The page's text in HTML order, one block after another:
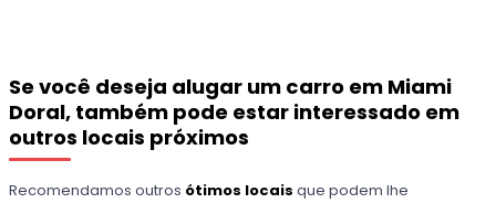
Se você deseja alugar um carro em Miami
Doral, também pode estar interessado em
outros locais próximos
Recomendamos outros ótimos locais que podem lhe